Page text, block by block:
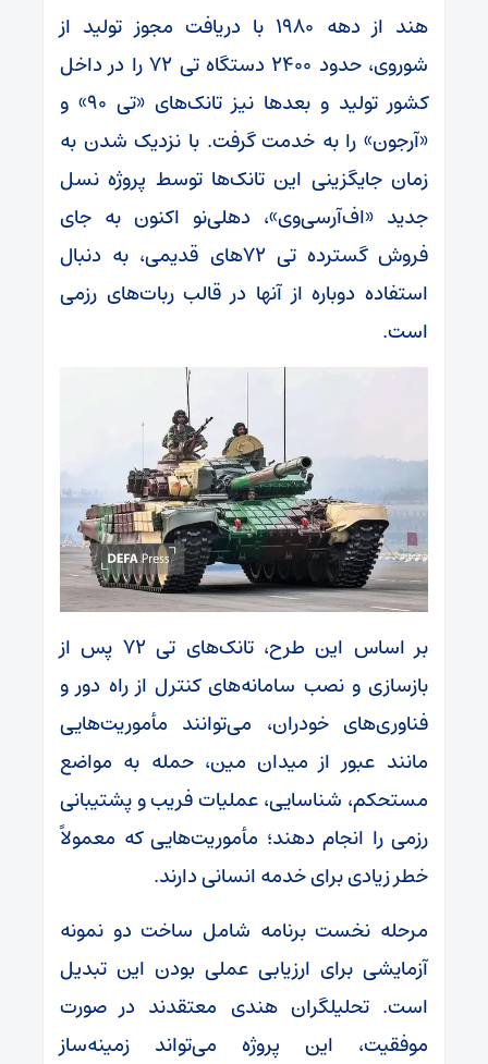
هند از دهه ۱۹۸۰ با دریافت مجوز تولید از
شوروی، حدود ۲۴۰۰ دستگاه تی ۷۲ را در داخل
کشور تولید و بعد‌ها نیز تانک‌های «تی ۹۰» و
«آرجون» را به خدمت گرفت. با نزدیک شدن به
زمان جایگزینی این تانک‌ها توسط پروژه نسل
جدید «اف‌آر‌سی‌وی»، دهلی‌نو اکنون به جای
فروش گسترده تی ۷۲‌های قدیمی، به دنبال
استفاده دوباره از آنها در قالب ربات‌های رزمی
است.
بر اساس این طرح، تانک‌های تی ۷۲ پس از
بازسازی و نصب سامانه‌های کنترل از راه دور و
فناوری‌های خودران، می‌توانند مأموریت‌هایی
مانند عبور از میدان مین، حمله به مواضع
مستحکم، شناسایی، عملیات فریب و پشتیبانی
رزمی را انجام دهند؛ مأموریت‌هایی که معمولاً
خطر زیادی برای خدمه انسانی دارند.
مرحله نخست برنامه شامل ساخت دو نمونه
آزمایشی برای ارزیابی عملی بودن این تبدیل
است. تحلیلگران هندی معتقدند در صورت
موفقیت، این پروژه می‌تواند زمینه‌ساز